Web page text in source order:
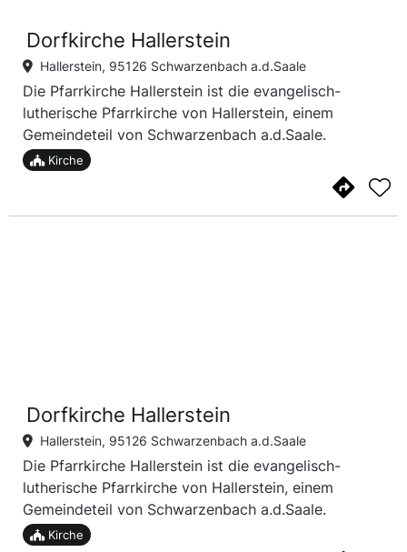
Dorfkirche Hallerstein
Hallerstein, 95126 Schwarzenbach a.d.Saale
Die Pfarrkirche Hallerstein ist die evangelisch-
lutherische Pfarrkirche von Hallerstein, einem
Gemeindeteil von Schwarzenbach a.d.Saale.
Kirche
Dorfkirche Hallerstein
Hallerstein, 95126 Schwarzenbach a.d.Saale
Die Pfarrkirche Hallerstein ist die evangelisch-
lutherische Pfarrkirche von Hallerstein, einem
Gemeindeteil von Schwarzenbach a.d.Saale.
Kirche